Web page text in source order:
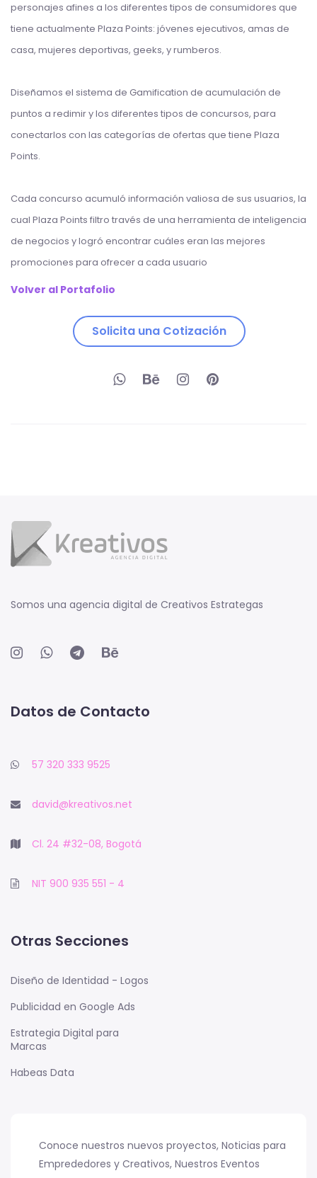
personajes afines a los diferentes tipos de consumidores que
tiene actualmente Plaza Points: jóvenes ejecutivos, amas de
casa, mujeres deportivas, geeks, y rumberos.
Diseñamos el sistema de Gamification de acumulación de
puntos a redimir y los diferentes tipos de concursos, para
conectarlos con las categorías de ofertas que tiene Plaza
Points.
Cada concurso acumuló información valiosa de sus usuarios, la
cual Plaza Points filtro través de una herramienta de inteligencia
de negocios y logró encontrar cuáles eran las mejores
promociones para ofrecer a cada usuario
Volver al Portafolio
Solicita una Cotización
Somos una agencia digital de Creativos Estrategas
Datos de Contacto
57 320 333 9525
david@kreativos.net
Cl. 24 #32-08, Bogotá
NIT 900 935 551 - 4
Otras Secciones
Diseño de Identidad - Logos
Publicidad en Google Ads
Estrategia Digital para
Marcas
Habeas Data
Conoce nuestros nuevos proyectos, Noticias para
Emprededores y Creativos, Nuestros Eventos